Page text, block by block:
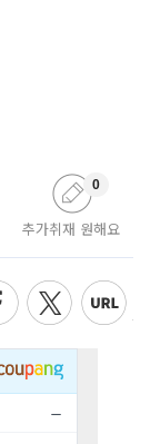
추가취재 원해요
0